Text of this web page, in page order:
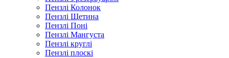
Пензлі Колонок
Пензлі Щетина
Пензлі Поні
Пензлі Мангуста
Пензлі круглі
Пензлі плоскі